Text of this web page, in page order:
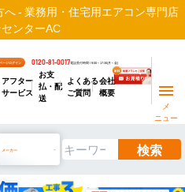
- 業務用・住宅用エアコン専門店
ンターAC
ージログイン 0120-81-0017電話受付時間 / 9:00～17:30(月～金)
アフター
サービス
お支
払・配
送
よくある
ご質問
会社
概要
メ
ニュー
メーカー 検索